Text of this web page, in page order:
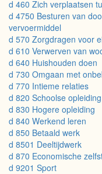
d 460 Zich verplaatsen
d 4750 Besturen van
vervoermiddel
d 570 Zorgdragen voor
d 610 Verwerven van
d 640 Huishouden doen
d 730 Omgaan met
d 770 Intieme relaties
d 820 Schoolse opleiding
d 830 Hogere opleiding
d 840 Werkend leren
d 850 Betaald werk
d 8501 Deeltijdwerk
d 870 Economische
d 9201 Sport